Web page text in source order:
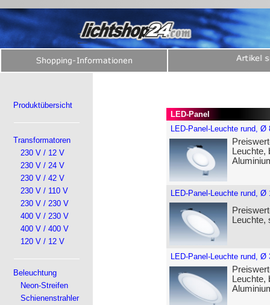
Produktübersicht
Transformatoren
230 V / 12 V
230 V / 24 V
230 V / 42 V
230 V / 110 V
230 V / 230 V
400 V / 230 V
400 V / 400 V
120 V / 12 V
Beleuchtung
Neon-Streifen
Schienenstrahler
LED-Panel
LED-Panel-Leuchte rund, Ø
Leuchte,
LED-Panel-Leuchte rund, Ø
Leuchte,
LED-Panel-Leuchte rund, Ø
Leuchte,